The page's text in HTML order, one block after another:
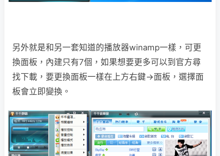
另外就是和另一套知道的播放器winamp一樣，可更
換面板，內建只有7個，如果想要更多可以到官方尋
找下載，要更換面板一樣在上方右鍵→面板，選擇面
板會立即變換。